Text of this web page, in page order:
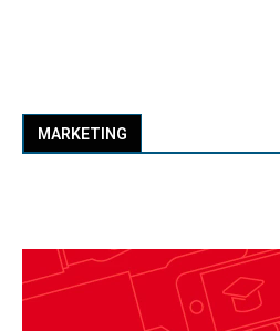
MARKETING